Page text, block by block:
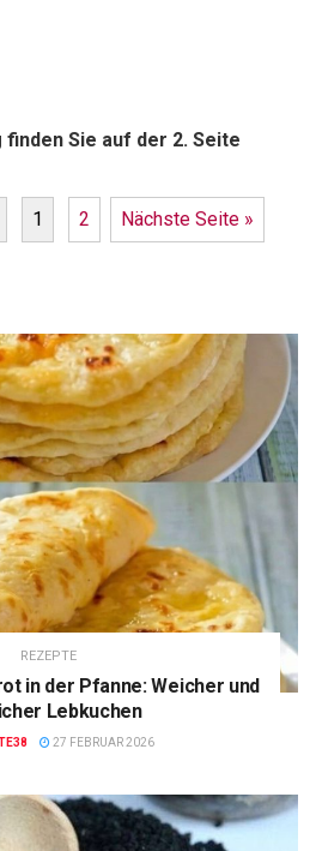
Sie auf der 2. Seite
1 2 Nächste Seite »
REZEPTE
in der Pfanne: Weicher und
Lebkuchen
27 FEBRUAR 2026